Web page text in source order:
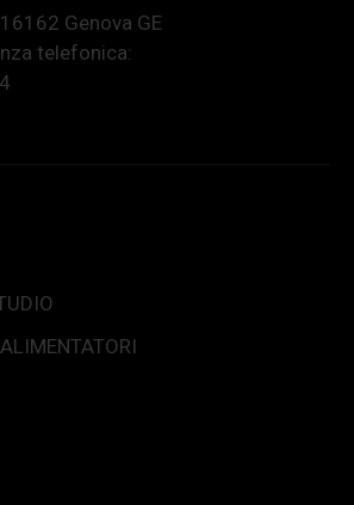
Genova GE
telefonica: